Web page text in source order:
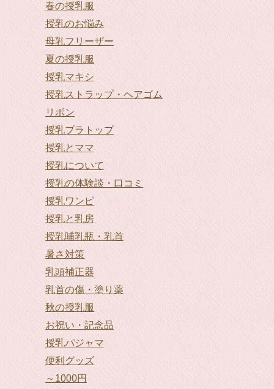
春の授乳服
授乳のお悩み
母乳フリーザー
夏の授乳服
授乳マキシ
授乳ストラップ・ヘアゴム
リボン
授乳ブラトップ
授乳とママ
授乳について
授乳の体験談・口コミ
授乳ワンピ
授乳と乳房
授乳哺乳瓶・乳首
暑さ対策
乳頭補正器
乳首の傷・塗り薬
秋の授乳服
お祝い・記念品
授乳パジャマ
便利グッズ
～1000円